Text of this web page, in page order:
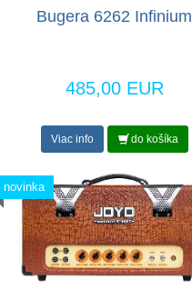
Bugera 6262 Infinium
485,00 EUR
Viac info do košíka
novinka